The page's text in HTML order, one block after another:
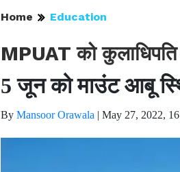
Home Education
MPUAT को कुलाधिपति
5 जून को माउंट आबू
By Mansoor Orawala | May 27, 2022,